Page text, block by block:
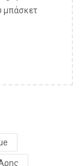
μπάσκετ